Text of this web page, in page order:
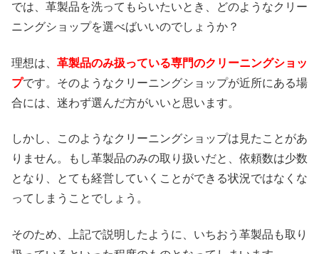
では、革製品を洗ってもらいたいとき、どのようなクリー
ニングショップを選べばいいのでしょうか？
理想は、 革製品のみ扱っている専門のクリーニングショッ
プです。そのようなクリーニングショップが近所にある場
合には、迷わず選んだ方がいいと思います。
しかし、このようなクリーニングショップは見たことがあ
りません。もし革製品のみの取り扱いだと、依頼数は少数
となり、とても経営していくことができる状況ではなくな
ってしまうことでしょう。
そのため、上記で説明したように、いちおう革製品も取り